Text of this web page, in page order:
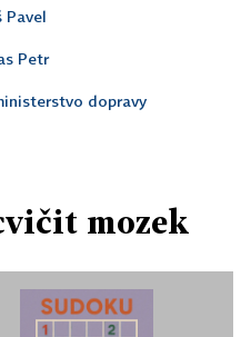
Pavel
Petr
dopravy
mozek